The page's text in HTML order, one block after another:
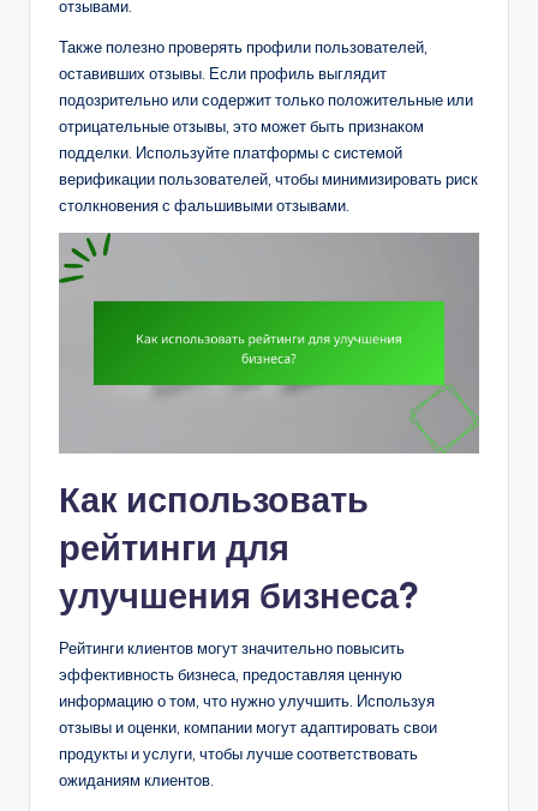
отзывами.
Также полезно проверять профили пользователей,
оставивших отзывы. Если профиль выглядит
подозрительно или содержит только положительные или
отрицательные отзывы, это может быть признаком
подделки. Используйте платформы с системой
верификации пользователей, чтобы минимизировать риск
столкновения с фальшивыми отзывами.
Как использовать
рейтинги для
улучшения бизнеса?
Рейтинги клиентов могут значительно повысить
эффективность бизнеса, предоставляя ценную
информацию о том, что нужно улучшить. Используя
отзывы и оценки, компании могут адаптировать свои
продукты и услуги, чтобы лучше соответствовать
ожиданиям клиентов.